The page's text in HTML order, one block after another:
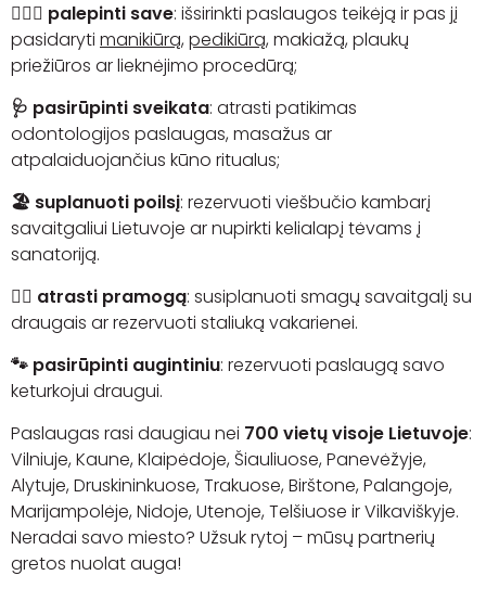
💆🏻‍♀️ palepinti save: išsirinkti paslaugos teikėją ir pas jį
pasidaryti manikiūrą, pedikiūrą, makiažą, plaukų
priežiūros ar lieknėjimo procedūrą;
🩺 pasirūpinti sveikata: atrasti patikimas
odontologijos paslaugas, masažus ar
atpalaiduojančius kūno ritualus;
🏖️ suplanuoti poilsį: rezervuoti viešbučio kambarį
savaitgaliui Lietuvoje ar nupirkti kelialapį tėvams į
sanatoriją.
🏄🏽 atrasti pramogą: susiplanuoti smagų savaitgalį su
draugais ar rezervuoti staliuką vakarienei.
🐾 pasirūpinti augintiniu: rezervuoti paslaugą savo
keturkojui draugui.
Paslaugas rasi daugiau nei 700 vietųvisoje Lietuvoje:
Vilniuje, Kaune, Klaipėdoje, Šiauliuose, Panevėžyje,
Alytuje, Druskininkuose, Trakuose, Birštone, Palangoje,
Marijampolėje, Nidoje, Utenoje, Telšiuose ir Vilkaviškyje.
Neradai savo miesto? Užsuk rytoj – mūsų partnerių
gretos nuolat auga!